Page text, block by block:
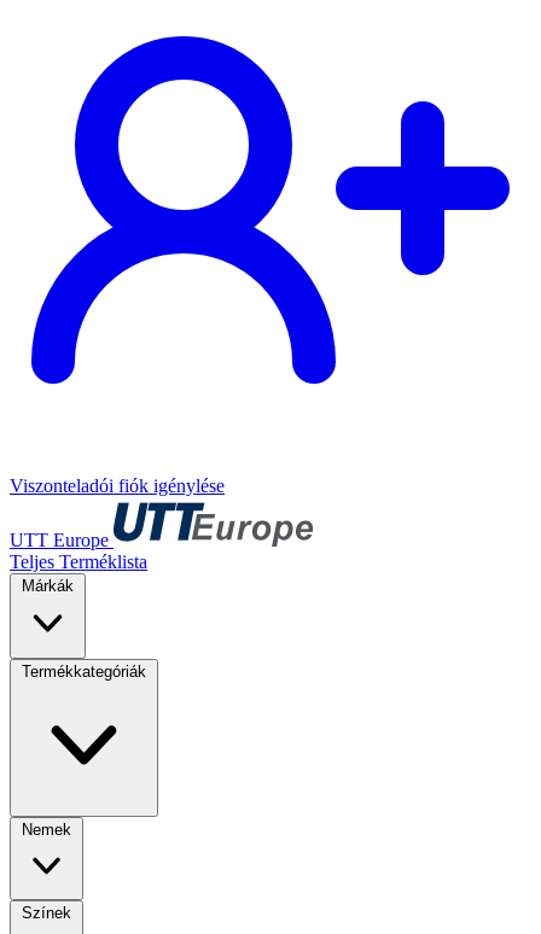
Viszonteladói fiók igénylése
UTT Europe
Teljes Terméklista
Márkák
Termékkategóriák
Nemek
Színek